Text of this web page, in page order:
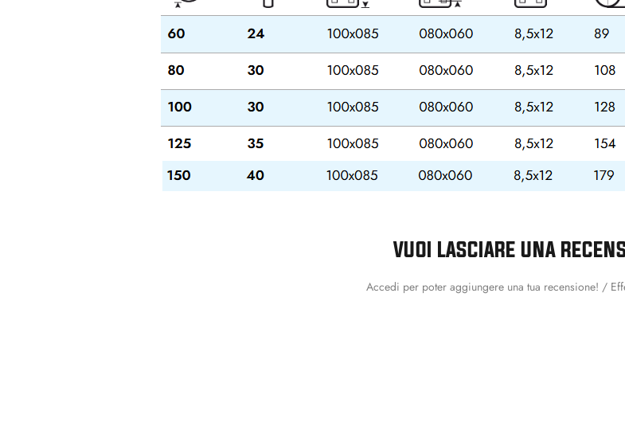
VUOI LASCIARE UNA
Accedi per poter aggiungere una tua recensione! /